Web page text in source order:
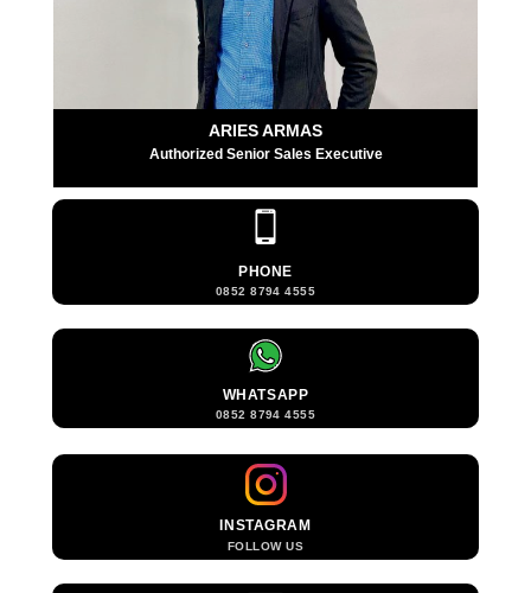
ARIES ARMAS
Authorized Senior Sales Executive
PHONE
0852 8794 4555
WHATSAPP
0852 8794 4555
INSTAGRAM
FOLLOW US